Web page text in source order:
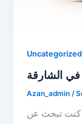
Uncategorized
في الشارقة
Azan_admin/
كنت تبحث عن